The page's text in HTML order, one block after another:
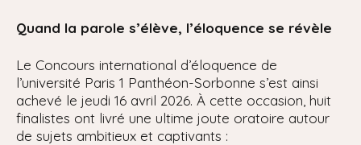
Quand la parole s’élève, l’éloquence se révèle
Le Concours international d’éloquence de
l’université Paris 1 Panthéon-Sorbonne s’est ainsi
achevé le jeudi 16 avril 2026. À cette occasion, huit
finalistes ont livré une ultime joute oratoire autour
de sujets ambitieux et captivants :